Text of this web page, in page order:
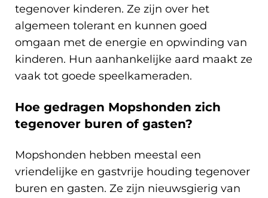
tegenover kinderen. Ze zijn over het
algemeen tolerant en kunnen goed
omgaan met de energie en opwinding van
kinderen. Hun aanhankelijke aard maakt ze
vaak tot goede speelkameraden.
Hoe gedragen Mopshonden zich
tegenover buren of gasten?
Mopshonden hebben meestal een
vriendelijke en gastvrije houding tegenover
buren en gasten. Ze zijn nieuwsgierig van